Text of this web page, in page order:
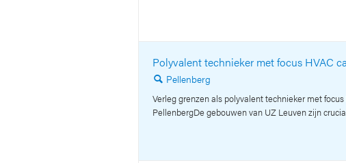
Polyvalent technieker met focus HVAC
🔍 Pellenberg
Verleg grenzen als polyvalent technieker met
PellenbergDe gebouwen van UZ Leuven zijn